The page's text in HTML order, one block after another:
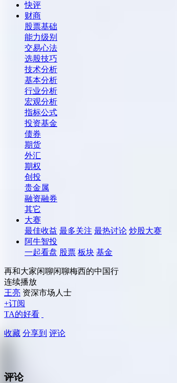
快评
财商
股票基础
能力级别
交易心法
选股技巧
技术分析
基本分析
行业分析
宏观分析
指标公式
投资基金
债券
期货
外汇
期权
创投
贵金属
融资融券
其它
大赛
最佳收益 最多关注 最热讨论 炒股大赛
阿牛智投
一起看盘 股票 板块 基金
再和大家闲聊闲聊梅西的中国行
连续播放
王亮 资深市场人士
+订阅
TA的好看
收藏 分享到 评论
评论